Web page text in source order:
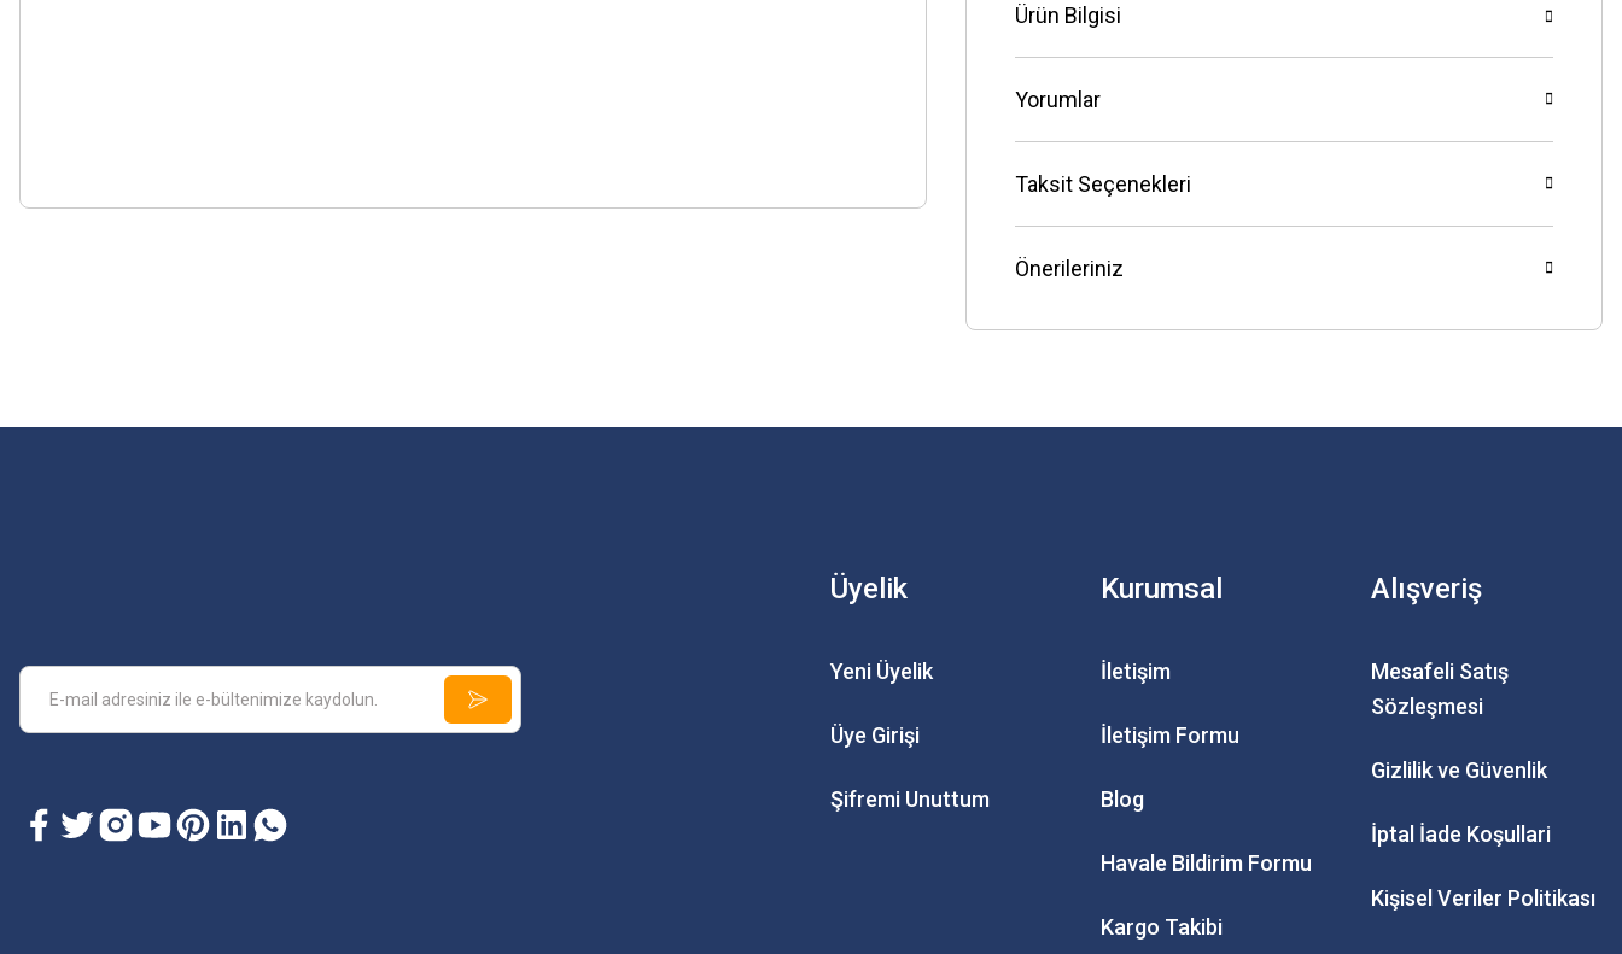
Ürün Bilgisi
Yorumlar
Taksit Seçenekleri
Önerileriniz
Üyelik
Yeni Üyelik
Üye Girişi
Şifremi Unuttum
Kurumsal
İletişim
İletişim Formu
Blog
Havale Bildirim Formu
Kargo Takibi
Alışveriş
Mesafeli Satış
Sözleşmesi
Gizlilik ve Güvenlik
İptal İade Koşullari
Kişisel Veriler Politikası